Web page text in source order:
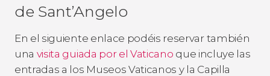
de Sant’Angelo
En el siguiente enlace podéis reservar también
una visita guiada por el Vaticano que incluye las
entradas a los Museos Vaticanos y la Capilla